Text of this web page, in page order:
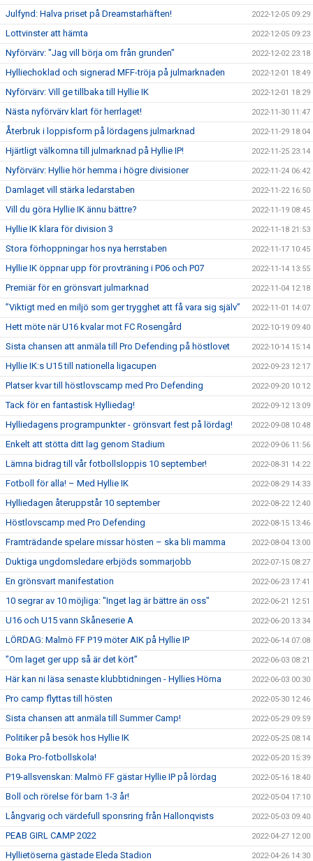
Julfynd: Halva priset på Dreamstarhäften! 2022-12-05 09:29
Lottvinster att hämta 2022-12-05 09:23
Nyförvärv: "Jag vill börja om från grunden" 2022-12-02 23:18
Hylliechoklad och signerad MFF-tröja på julmarknaden 2022-12-01 18:49
Nyförvärv: Vill ge tillbaka till Hyllie IK 2022-12-01 18:29
Nästa nyförvärv klart för herrlaget! 2022-11-30 11:47
Återbruk i loppisform på lördagens julmarknad 2022-11-29 18:04
Hjärtligt välkomna till julmarknad på Hyllie IP! 2022-11-25 23:14
Nyförvärv: Hyllie hör hemma i högre divisioner 2022-11-24 06:42
Damlaget vill stärka ledarstaben 2022-11-22 16:50
Vill du göra Hyllie IK ännu bättre? 2022-11-19 08:45
Hyllie IK klara för division 3 2022-11-18 21:53
Stora förhoppningar hos nya herrstaben 2022-11-17 10:45
Hyllie IK öppnar upp för provträning i P06 och P07 2022-11-14 13:55
Premiär för en grönsvart julmarknad 2022-11-04 12:18
”Viktigt med en miljö som ger trygghet att få vara sig själv” 2022-11-01 14:07
Hett möte när U16 kvalar mot FC Rosengård 2022-10-19 09:40
Sista chansen att anmäla till Pro Defending på höstlovet 2022-10-14 15:14
Hyllie IK:s U15 till nationella ligacupen 2022-09-23 12:17
Platser kvar till höstlovscamp med Pro Defending 2022-09-20 10:12
Tack för en fantastisk Hylliedag! 2022-09-12 13:09
Hylliedagens programpunkter - grönsvart fest på lördag! 2022-09-08 10:48
Enkelt att stötta ditt lag genom Stadium 2022-09-06 11:56
Lämna bidrag till vår fotbollsloppis 10 september! 2022-08-31 14:22
Fotboll för alla! – Med Hyllie IK 2022-08-29 14:33
Hylliedagen återuppstår 10 september 2022-08-22 12:40
Höstlovscamp med Pro Defending 2022-08-15 13:46
Framträdande spelare missar hösten – ska bli mamma 2022-08-04 13:00
Duktiga ungdomsledare erbjöds sommarjobb 2022-07-15 08:27
En grönsvart manifestation 2022-06-23 17:41
10 segrar av 10 möjliga: "Inget lag är bättre än oss" 2022-06-21 12:51
U16 och U15 vann Skåneserie A 2022-06-20 13:34
LÖRDAG: Malmö FF P19 möter AIK på Hyllie IP 2022-06-14 07:08
”Om laget ger upp så är det kört” 2022-06-03 08:21
Här kan ni läsa senaste klubbtidningen - Hyllies Hörna 2022-06-03 00:30
Pro camp flyttas till hösten 2022-05-30 12:46
Sista chansen att anmäla till Summer Camp! 2022-05-29 09:59
Politiker på besök hos Hyllie IK 2022-05-25 08:14
Boka Pro-fotbollskola! 2022-05-20 15:39
P19-allsvenskan: Malmö FF gästar Hyllie IP på lördag 2022-05-16 18:40
Boll och rörelse för barn 1-3 år! 2022-05-04 17:10
Långvarig och värdefull sponsring från Hallonqvists 2022-05-03 09:40
PEAB GIRL CAMP 2022 2022-04-27 12:00
Hyllietöserna gästade Eleda Stadion 2022-04-26 14:30